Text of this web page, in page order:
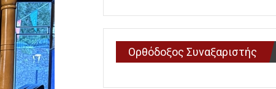
Ορθόδοξος Συναξαριστής